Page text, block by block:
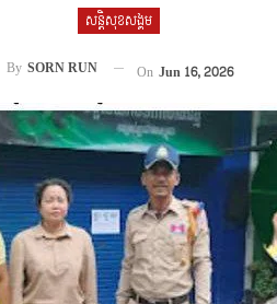
សន្តិសុខសង្គម
By SORN RUN On Jun 16, 2026